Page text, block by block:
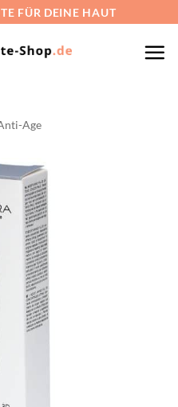
FÜR DEINE HAUT
Age